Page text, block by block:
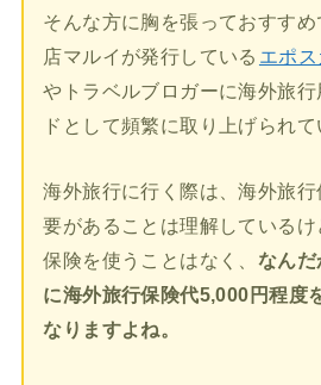
そんな方に胸を張っておすす
店マルイが発行している エポ
やトラベルブロガーに海外旅
ドとして頻繁に取り上げられて
海外旅行に行く際は、海外旅
要があることは理解している
保険を使うことはなく、 なん
に海外旅行保険代5,000円程度
なりますよね。